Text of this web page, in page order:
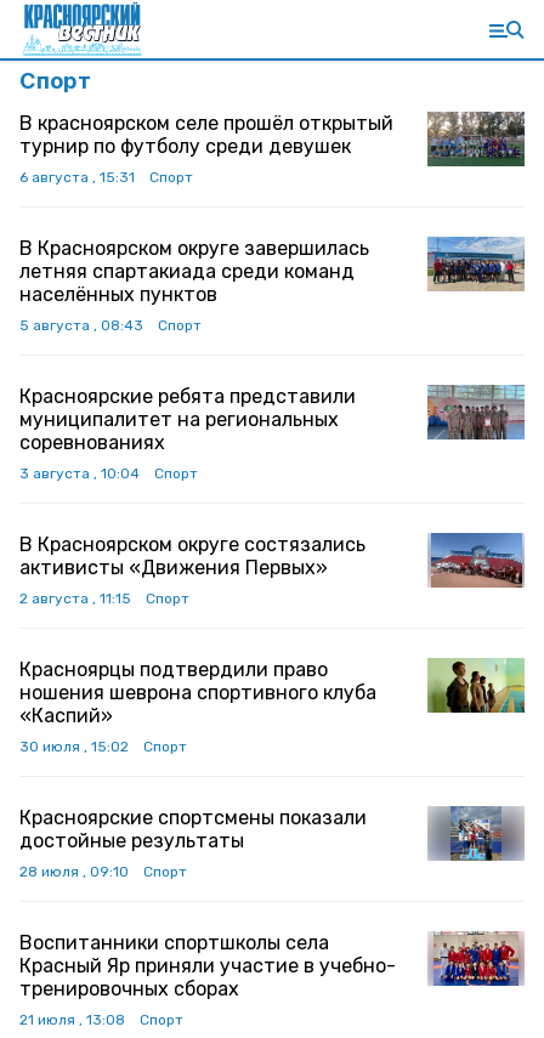
Спорт
В красноярском селе прошёл открытый
турнир по футболу среди девушек
6 августа , 15:31 Спорт
В Красноярском округе завершилась
летняя спартакиада среди команд
населённых пунктов
5 августа , 08:43 Спорт
Красноярские ребята представили
муниципалитет на региональных
соревнованиях
3 августа , 10:04 Спорт
В Красноярском округе состязались
активисты «Движения Первых»
2 августа , 11:15 Спорт
Красноярцы подтвердили право
ношения шеврона спортивного клуба
«Каспий»
30 июля , 15:02 Спорт
Красноярские спортсмены показали
достойные результаты
28 июля , 09:10 Спорт
Воспитанники спортшколы села
Красный Яр приняли участие в учебно-
тренировочных сборах
21 июля , 13:08 Спорт